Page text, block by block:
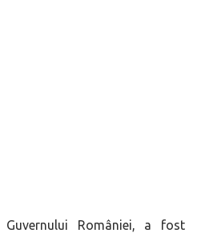
României, a fost